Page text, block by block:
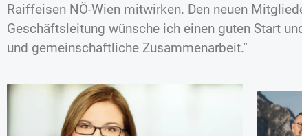
Raiffeisen NÖ-Wien mitwirken. Den neuen
Geschäftsleitung wünsche ich einen guten Start
und gemeinschaftliche Zusammenarbeit.”